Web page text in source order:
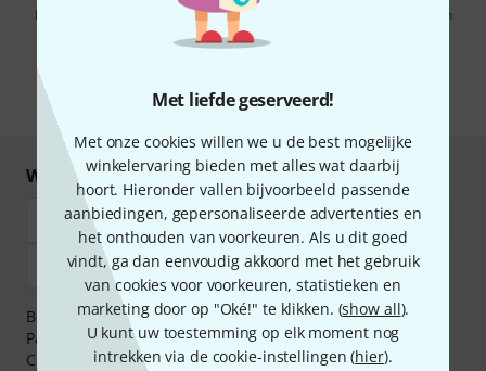
Met liefde geserveerd!
Met onze cookies willen we u de best mogelijke
winkelervaring bieden met alles wat daarbij
hoort. Hieronder vallen bijvoorbeeld passende
aanbiedingen, gepersonaliseerde advertenties en
het onthouden van voorkeuren. Als u dit goed
vindt, ga dan eenvoudig akkoord met het gebruik
van cookies voor voorkeuren, statistieken en
marketing door op "Oké!" te klikken. (show all).
U kunt uw toestemming op elk moment nog
intrekken via de cookie-instellingen (hier).
Door op "Registreer nu" te klikken, gaat u akkoord met het ontvangen
van e-mailreclame. U kunt zich op elk moment afmelden. Meer
informatie over de nieuwsbrief vindt u in onze
* Benodigd
Winkel en betaal veilig
Betaalt u veilig en vertrouwd met Bankoverschrijving,
PayPal, iDEAL,Klarna Betaal Nu,Klarna Betaal in 3of
Creditcard.